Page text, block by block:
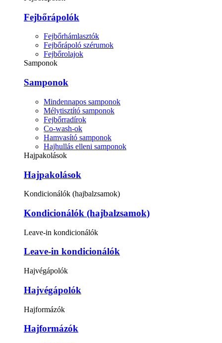
Fejbőrápolók
Fejbőrhámlasztók
Fejbőrápoló szérumok
Fejbőrolajok
Samponok
Samponok
Mindennapos samponok
Mélytisztító samponok
Fejbőrradírok
Co-wash-ok
Hamvasító samponok
Hajhullás elleni samponok
Hajpakolások
Hajpakolások
Kondicionálók (hajbalzsamok)
Kondicionálók (hajbalzsamok)
Leave-in kondicionálók
Leave-in kondicionálók
Hajvégápolók
Hajvégápolók
Hajformázók
Hajformázók